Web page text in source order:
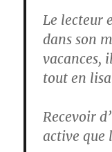
Le lecteur
dans son
vacances,
tout en
Recevoir
active que